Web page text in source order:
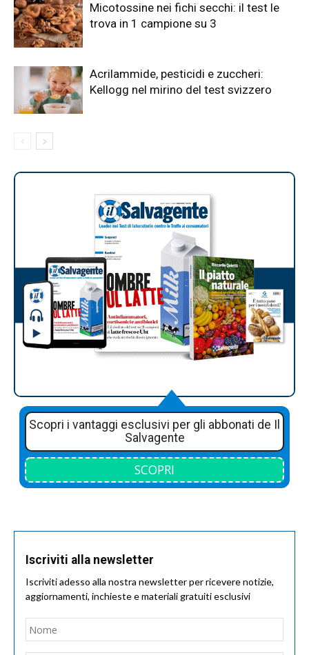
Micotossine nei fichi secchi: il test le
trova in 1 campione su 3
Acrilammide, pesticidi e zuccheri:
Kellogg nel mirino del test svizzero
Scopri i vantaggi esclusivi per gli abbonati de Il
Salvagente
SCOPRI
Iscriviti alla newsletter
Iscriviti adesso alla nostra newsletter per ricevere notizie,
aggiornamenti, inchieste e materiali gratuiti esclusivi
Nome